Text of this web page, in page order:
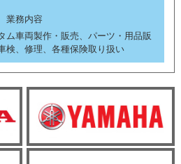
業務内容
ム車両製作・販売、パーツ・用品販
検、修理、各種保険取り扱い